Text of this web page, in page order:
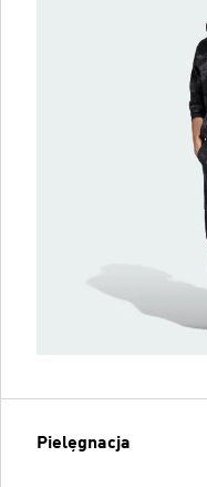
Pielęgnacja